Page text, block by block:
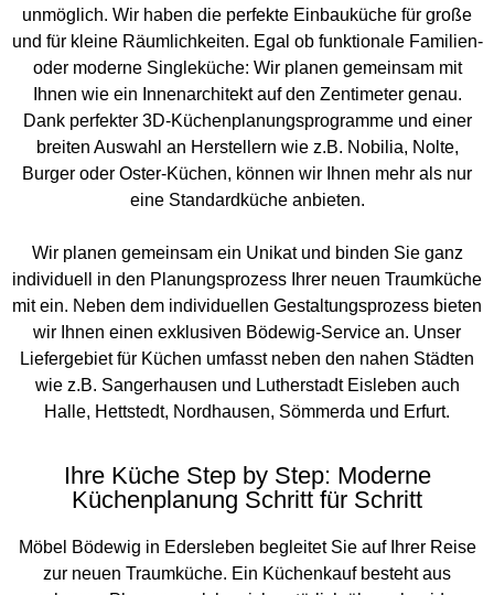
unmöglich. Wir haben die perfekte Einbauküche für große
und für kleine Räumlichkeiten. Egal ob funktionale Familien-
oder moderne Singleküche: Wir planen gemeinsam mit
Ihnen wie ein Innenarchitekt auf den Zentimeter genau.
Dank perfekter 3D-Küchenplanungsprogramme und einer
breiten Auswahl an Herstellern wie z.B. Nobilia, Nolte,
Burger oder Oster-Küchen, können wir Ihnen mehr als nur
eine Standardküche anbieten.
Wir planen gemeinsam ein Unikat und binden Sie ganz
individuell in den Planungsprozess Ihrer neuen Traumküche
mit ein. Neben dem individuellen Gestaltungsprozess bieten
wir Ihnen einen exklusiven Bödewig-Service an. Unser
Liefergebiet für Küchen umfasst neben den nahen Städten
wie z.B. Sangerhausen und Lutherstadt Eisleben auch
Halle, Hettstedt, Nordhausen, Sömmerda und Erfurt.
Ihre Küche Step by Step: Moderne
Küchenplanung Schritt für Schritt
Möbel Bödewig in Edersleben begleitet Sie auf Ihrer Reise
zur neuen Traumküche. Ein Küchenkauf besteht aus